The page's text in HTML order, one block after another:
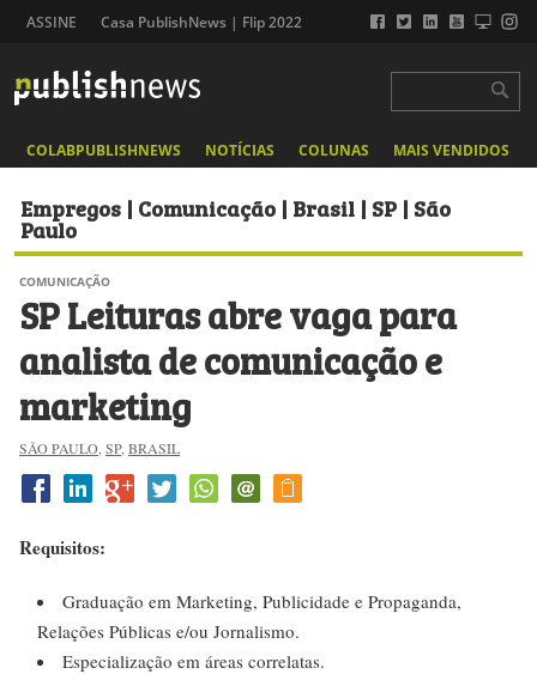
ASSINE Casa PublishNews | Flip 2022
COLABPUBLISHNEWS NOTÍCIAS COLUNAS MAIS VENDIDOS
Empregos | Comunicação | Brasil | SP | São
Paulo
COMUNICAÇÃO
SP Leituras abre vaga para
analista de comunicação e
marketing
SÃO PAULO SP, BRASIL
Requisitos:
Graduação em Marketing, Publicidade e Propaganda,
Relações Públicas e/ou Jornalismo.
Especialização em áreas correlatas.